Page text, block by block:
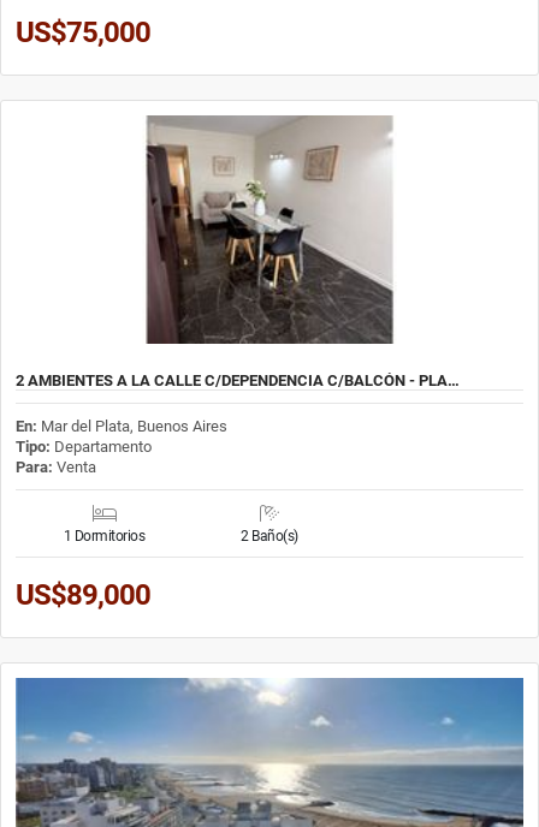
US$75,000
2 AMBIENTES A LA CALLE C/DEPENDENCIA C/BALCÓN - PLA…
En: Mar del Plata, Buenos Aires
Tipo: Departamento
Para: Venta
1 Dormitorios 2 Baño(s)
US$89,000